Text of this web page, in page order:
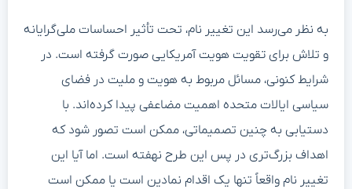
به نظر می‌رسد این تغییر نام، تحت تأثیر احساسات ملی‌گرایانه
و تلاش برای تقویت هویت آمریکایی صورت گرفته است. در
شرایط کنونی، مسائل مربوط به هویت و ملیت در فضای
سیاسی ایالات متحده اهمیت مضاعفی پیدا کرده‌اند. با
دستیابی به چنین تصمیماتی، ممکن است تصور شود که
اهداف بزرگ‌تری در پس این طرح نهفته است. اما آیا این
تغییر نام واقعاً تنها یک اقدام نمادین است یا ممکن است